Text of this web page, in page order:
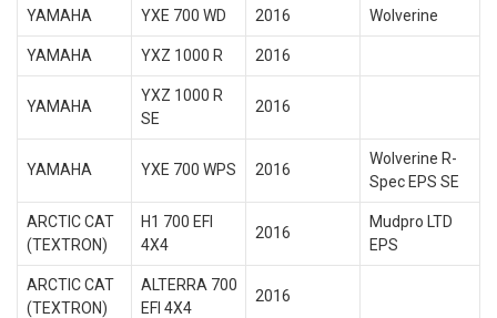
YAMAHA YXE 700 WD 2016 Wolverine
YAMAHA YXZ 1000 R 2016
YAMAHA
YXZ 1000 R
SE
2016
YAMAHA YXE 700 WPS 2016
Wolverine R-
Spec EPS SE
ARCTIC CAT
(TEXTRON)
H1 700 EFI
4X4
2016
Mudpro LTD
EPS
ARCTIC CAT
(TEXTRON)
ALTERRA 700
EFI 4X4
2016